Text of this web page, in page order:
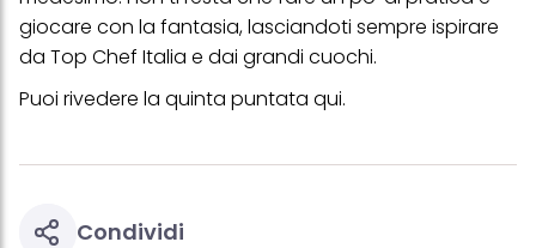
giocare con la fantasia, lasciandoti sempre ispirare
da Top Chef Italia e dai grandi cuochi.
Puoi rivedere la quinta puntata qui.
Condividi